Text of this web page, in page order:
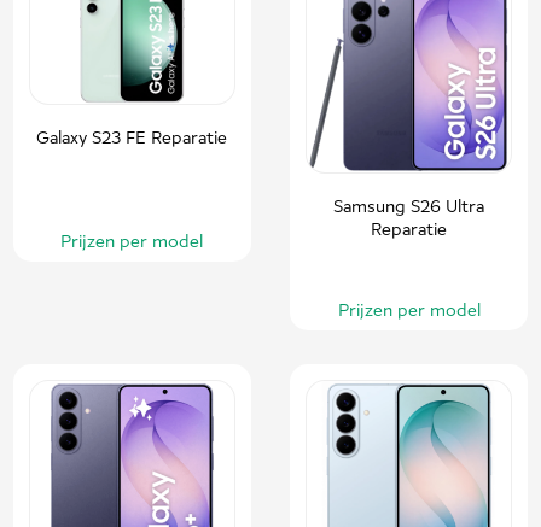
Galaxy S23 FE Reparatie
Prijzen per model
Samsung S26 Ultra
Reparatie
Prijzen per model